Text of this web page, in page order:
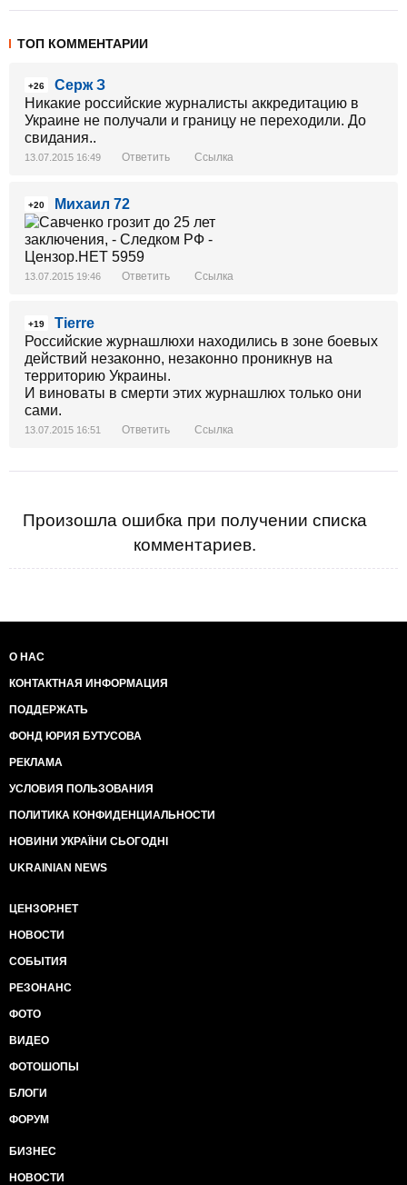
ТОП КОММЕНТАРИИ
+26
Серж З
Никакие российские журналисты аккредитацию в
Украине не получали и границу не переходили. До
свидания..
13.07.2015 16:49 Ответить Ссылка
+20 Михаил 72
13.07.2015 19:46 Ответить Ссылка
+19
Tierre
Российские журнашлюхи находились в зоне боевых
действий незаконно, незаконно проникнув на
территорию Украины.
И виноваты в смерти этих журнашлюх только они
сами.
13.07.2015 16:51 Ответить Ссылка
Произошла ошибка при получении списка
комментариев.
О НАС
КОНТАКТНАЯ ИНФОРМАЦИЯ
ПОДДЕРЖАТЬ
ФОНД ЮРИЯ БУТУСОВА
РЕКЛАМА
УСЛОВИЯ ПОЛЬЗОВАНИЯ
ПОЛИТИКА КОНФИДЕНЦИАЛЬНОСТИ
НОВИНИ УКРАЇНИ СЬОГОДНІ
UKRAINIAN NEWS
ЦЕНЗОР.НЕТ
НОВОСТИ
СОБЫТИЯ
РЕЗОНАНС
ФОТО
ВИДЕО
ФОТОШОПЫ
БЛОГИ
ФОРУМ
БИЗНЕС
НОВОСТИ